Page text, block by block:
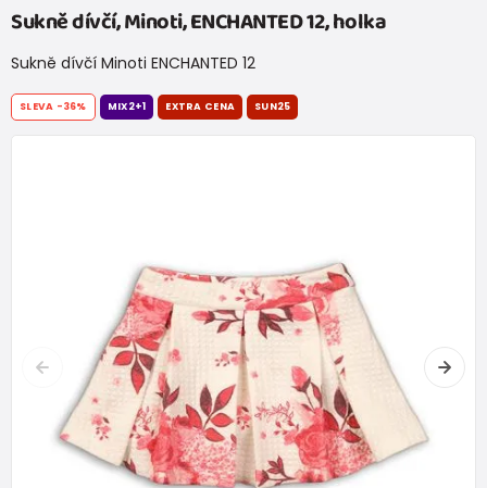
Sukně dívčí, Minoti, ENCHANTED 12, holka
Sukně dívčí Minoti ENCHANTED 12
SLEVA -36% MIX2+1 EXTRA CENA SUN25